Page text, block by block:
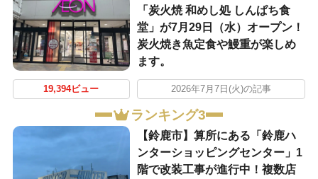
「炭火焼 和めし処 しんぱち食
堂」が7月29日（水）オープン！
炭火焼き魚定食や鰻重が楽しめ
ます。
19,394ビュー 2026年7月7日(火)の記事
ランキング3
【鈴鹿市】算所にある「鈴鹿ハ
ンターショッピングセンター」1
階で改装工事が進行中！複数店